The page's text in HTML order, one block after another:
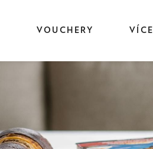
VOUCHERY VÍCE